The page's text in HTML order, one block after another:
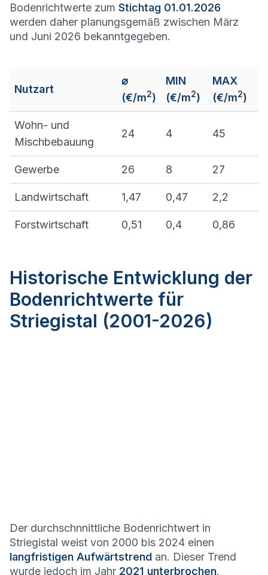
Bodenrichtwerte zum Stichtag 01.01.2026
werden daher planungsgemäß zwischen März
und Juni 2026 bekanntgegeben.
Nutzart
⌀
(€/m2)
MIN
(€/m2)
MAX
(€/m2)
Wohn- und
Mischbebauung
24 4 45
Gewerbe 26 8 27
Landwirtschaft 1,47 0,47 2,2
Forstwirtschaft 0,51 0,4 0,86
Historische Entwicklung der
Bodenrichtwerte für
Striegistal (2001-2026)
Der durchschnnittliche Bodenrichtwert in
Striegistal weist von 2000 bis 2024 einen
langfristigen Aufwärtstrend an. Dieser Trend
wurde jedoch im Jahr 2021 unterbrochen.